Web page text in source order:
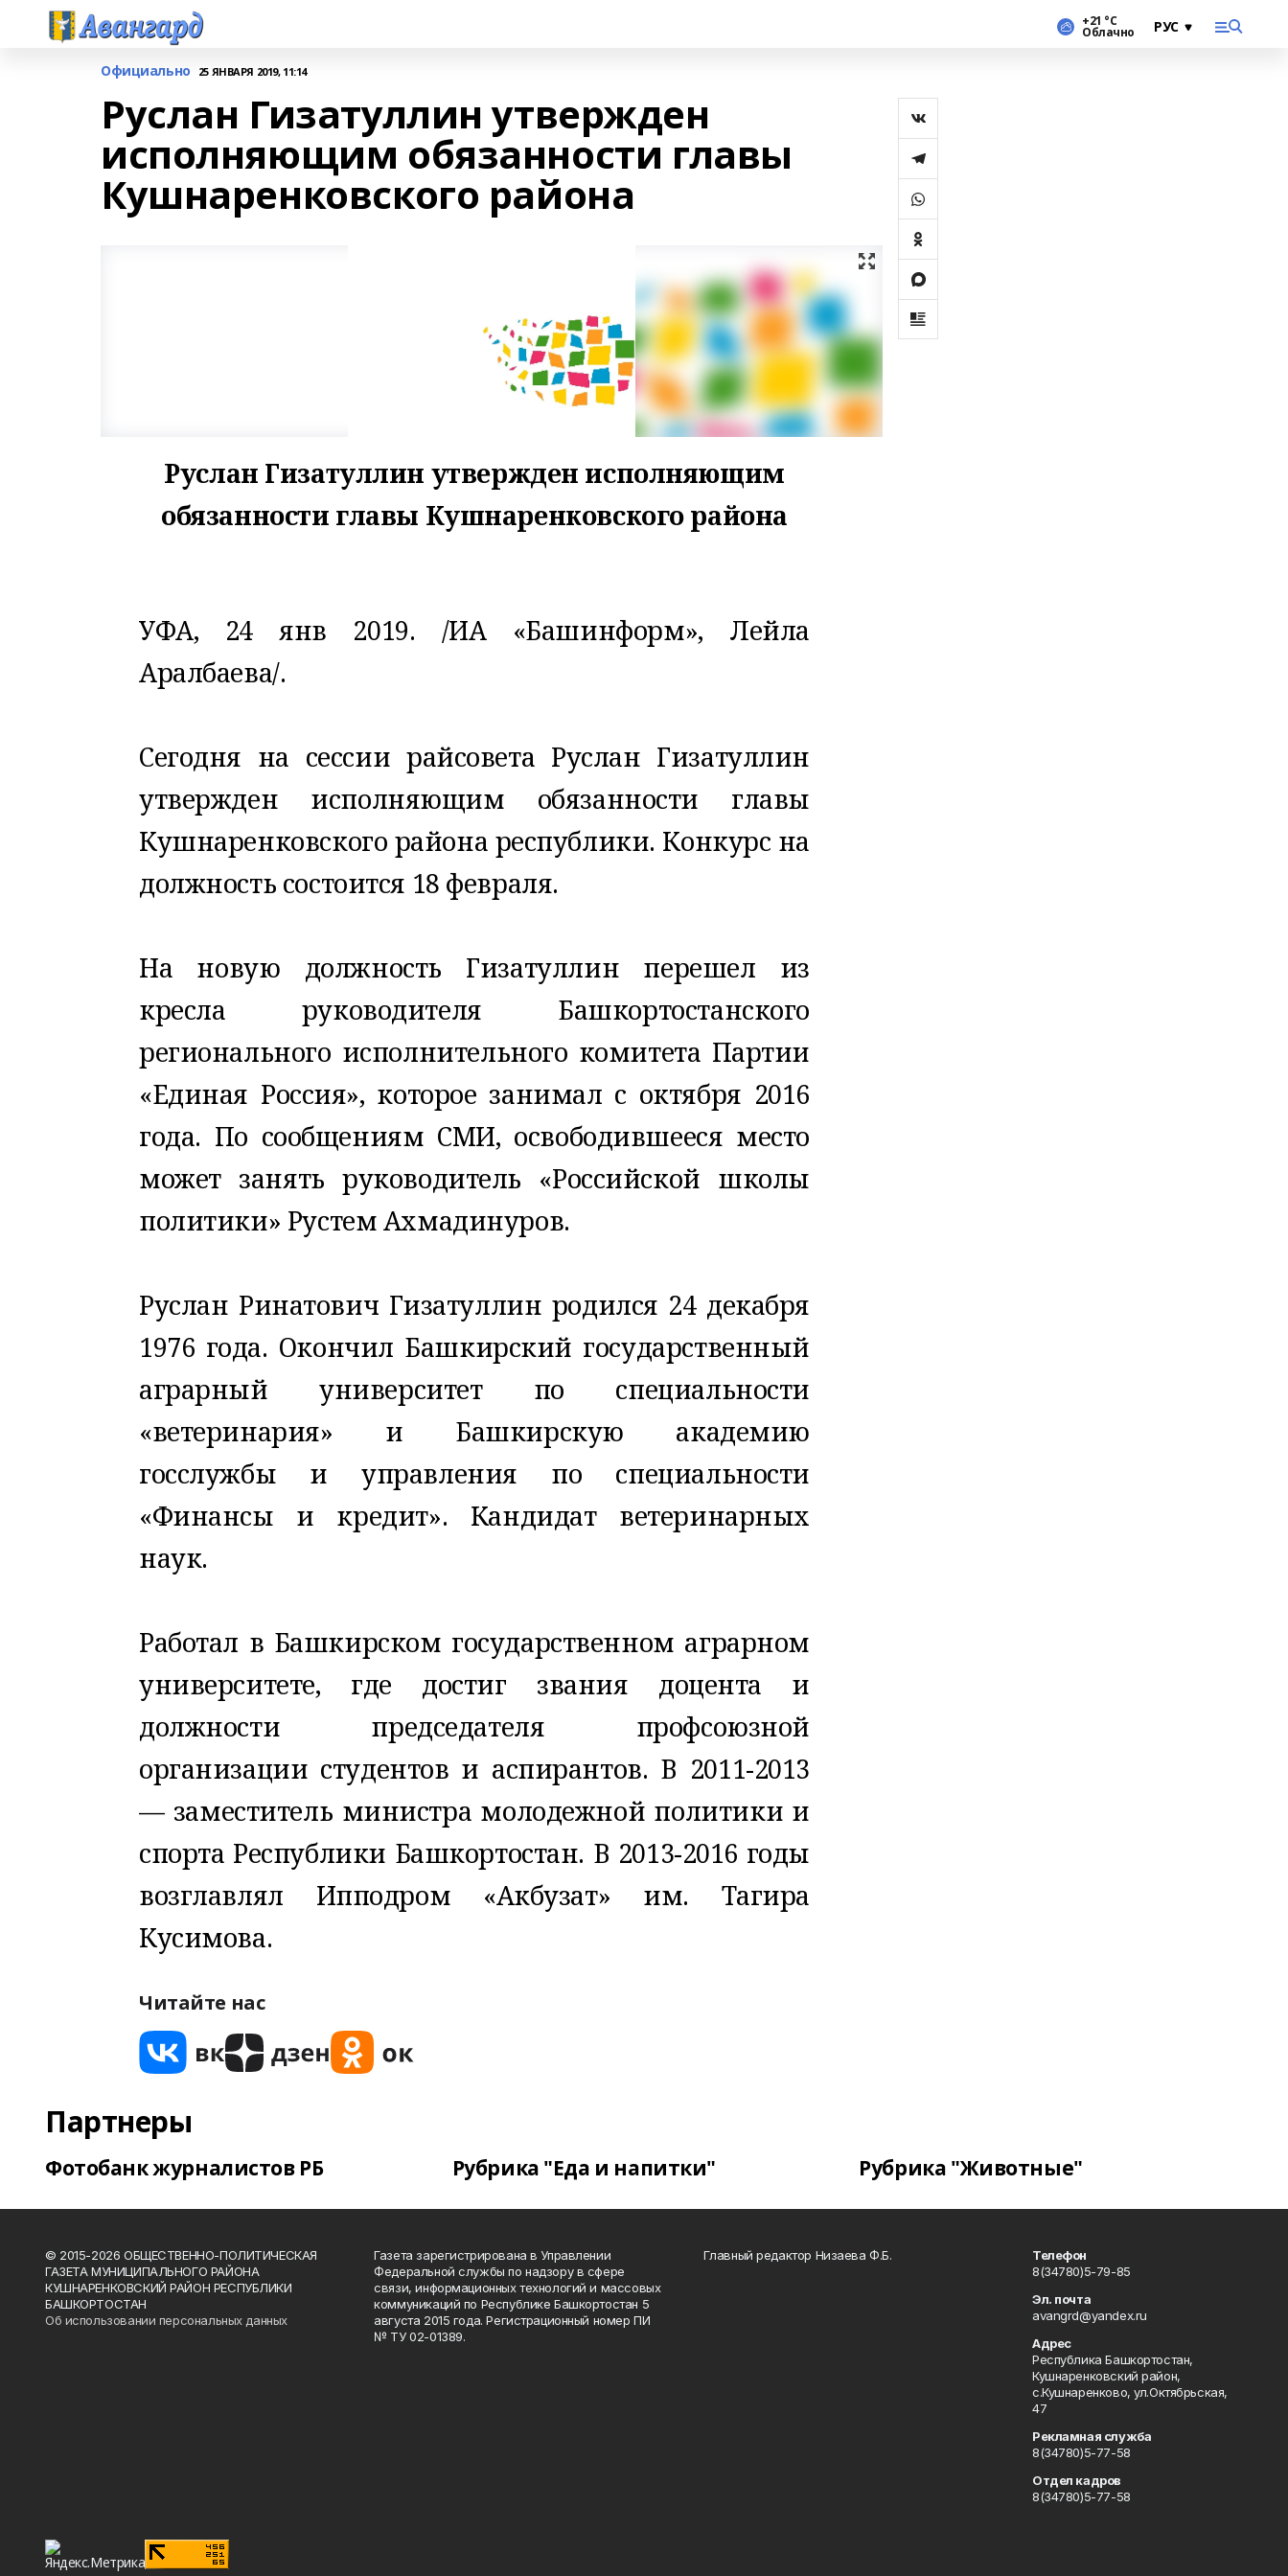
+21 °С
Облачно
Официально 25 ЯНВАРЯ 2019, 11:14
Руслан Гизатуллин утвержден
исполняющим обязанности главы
Кушнаренковского района
Руслан Гизатуллин утвержден исполняющим
обязанности главы Кушнаренковского района
УФА, 24 янв 2019. /ИА «Башинформ», Лейла
Аралбаева/.
Сегодня на сессии райсовета Руслан Гизатуллин
утвержден исполняющим обязанности главы
Кушнаренковского района республики. Конкурс на
должность состоится 18 февраля.
На новую должность Гизатуллин перешел из
кресла руководителя Башкортостанского
регионального исполнительного комитета Партии
«Единая Россия», которое занимал с октября 2016
года. По сообщениям СМИ, освободившееся место
может занять руководитель «Российской школы
политики» Рустем Ахмадинуров.
Руслан Ринатович Гизатуллин родился 24 декабря
1976 года. Окончил Башкирский государственный
аграрный университет по специальности
«ветеринария» и Башкирскую академию
госслужбы и управления по специальности
«Финансы и кредит». Кандидат ветеринарных
наук.
Работал в Башкирском государственном аграрном
университете, где достиг звания доцента и
должности председателя профсоюзной
организации студентов и аспирантов. В 2011-2013
— заместитель министра молодежной политики и
спорта Республики Башкортостан. В 2013-2016 годы
возглавлял Ипподром «Акбузат» им. Тагира
Кусимова.
Читайте нас
Партнеры
Фотобанк журналистов РБ Рубрика "Еда и напитки" Рубрика "Животные"
© 2015-2026 ОБЩЕСТВЕННО-ПОЛИТИЧЕСКАЯ
ГАЗЕТА МУНИЦИПАЛЬНОГО РАЙОНА
КУШНАРЕНКОВСКИЙ РАЙОН РЕСПУБЛИКИ
БАШКОРТОСТАН
Об использовании персональных данных
Газета зарегистрирована в Управлении
Федеральной службы по надзору в сфере
связи, информационных технологий и массовых
коммуникаций по Республике Башкортостан 5
августа 2015 года. Регистрационный номер ПИ
№ ТУ 02-01389.
Главный редактор Низаева Ф.Б.
Телефон
8(34780)5-79-85
Эл. почта
avangrd@yandex.ru
Адрес
Республика Башкортостан,
Кушнаренковский район,
с.Кушнаренково, ул.Октябрьская,
47
Рекламная служба
8(34780)5-77-58
Отдел кадров
8(34780)5-77-58